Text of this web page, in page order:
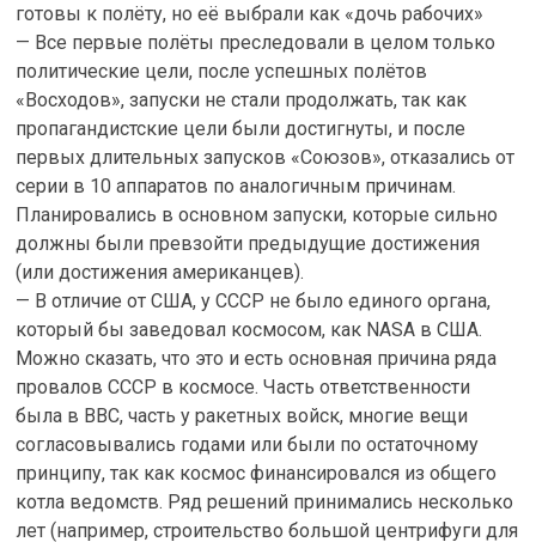
готовы к полёту, но её выбрали как «дочь рабочих»
— Все первые полёты преследовали в целом только
политические цели, после успешных полётов
«Восходов», запуски не стали продолжать, так как
пропагандистские цели были достигнуты, и после
первых длительных запусков «Союзов», отказались от
серии в 10 аппаратов по аналогичным причинам.
Планировались в основном запуски, которые сильно
должны были превзойти предыдущие достижения
(или достижения американцев).
— В отличие от США, у СССР не было единого органа,
который бы заведовал космосом, как NASA в США.
Можно сказать, что это и есть основная причина ряда
провалов СССР в космосе. Часть ответственности
была в ВВС, часть у ракетных войск, многие вещи
согласовывались годами или были по остаточному
принципу, так как космос финансировался из общего
котла ведомств. Ряд решений принимались несколько
лет (например, строительство большой центрифуги для